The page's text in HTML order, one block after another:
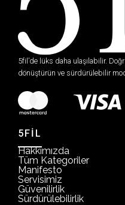
5fil’de lüks daha ulaşılabilir.
dönüştürün ve sürdürülebilir
5FİL
Hakkımızda
Tüm Kategoriler
Manifesto
Servisimiz
Güvenilirlik
Sürdürülebilirlik